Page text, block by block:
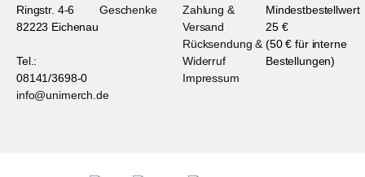
Ringstr. 4-6
82223 Eichenau
Tel.:
08141/3698-0
info@unimerch.de
Geschenke
Zahlung &
Versand
Rücksendung &
Widerruf
Impressum
Mindestbestellwert
25 €
(50 € für interne
Bestellungen)